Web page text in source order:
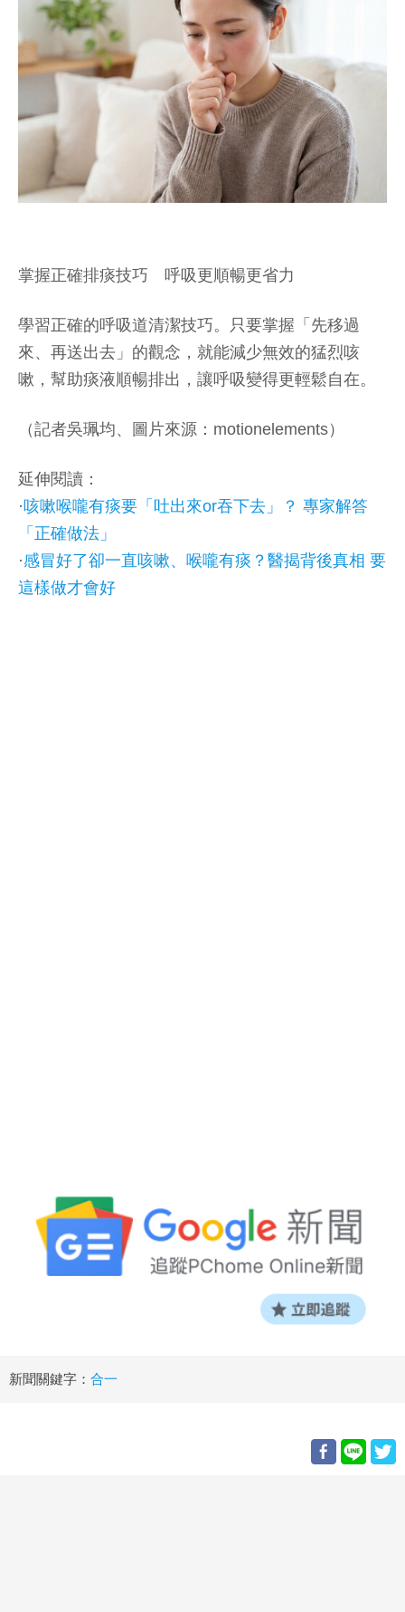
掌握正確排痰技巧 呼吸更順暢更省力
學習正確的呼吸道清潔技巧。只要掌握「先移過
來、再送出去」的觀念，就能減少無效的猛烈咳
嗽，幫助痰液順暢排出，讓呼吸變得更輕鬆自在。
（記者吳珮均、圖片來源：motionelements）
延伸閱讀：
·咳嗽喉嚨有痰要「吐出來or吞下去」？ 專家解答
「正確做法」
·感冒好了卻一直咳嗽、喉嚨有痰？醫揭背後真相 要
這樣做才會好
新聞關鍵字： 合一